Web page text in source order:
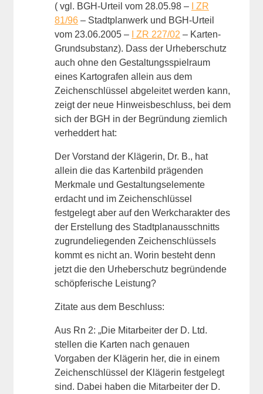
( vgl. BGH-Urteil vom 28.05.98 –
I ZR
81/96 – Stadtplanwerk und BGH-Urteil
vom 23.06.2005 –
I ZR 227/02 – Karten-
Grundsubstanz). Dass der Urheberschutz
auch ohne den Gestaltungsspielraum
eines Kartografen allein aus dem
Zeichenschlüssel abgeleitet werden kann,
zeigt der neue Hinweisbeschluss, bei dem
sich der BGH in der Begründung ziemlich
verheddert hat:
Der Vorstand der Klägerin, Dr. B., hat
allein die das Kartenbild prägenden
Merkmale und Gestaltungselemente
erdacht und im Zeichenschlüssel
festgelegt aber auf den Werkcharakter des
der Erstellung des Stadtplanausschnitts
zugrundeliegenden Zeichenschlüssels
kommt es nicht an. Worin besteht denn
jetzt die den Urheberschutz begründende
schöpferische Leistung?
Zitate aus dem Beschluss:
Aus Rn 2: „Die Mitarbeiter der D. Ltd.
stellen die Karten nach genauen
Vorgaben der Klägerin her, die in einem
Zeichenschlüssel der Klägerin festgelegt
sind. Dabei haben die Mitarbeiter der D.